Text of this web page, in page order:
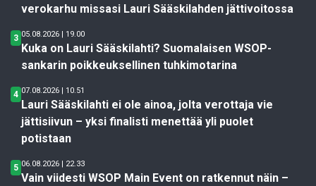
verokarhu missasi Lauri Sääskilahden jättivoitossa
3 05.08.2026 | 19.00
Kuka on Lauri Sääskilahti? Suomalaisen WSOP-
sankarin poikkeuksellinen tuhkimotarina
4 07.08.2026 | 10.51
Lauri Sääskilahti ei ole ainoa, jolta verottaja vie
jättisiivun – yksi finalisti menettää yli puolet
potistaan
5 06.08.2026 | 22.33
Vain viidesti WSOP Main Event on ratkennut näin –